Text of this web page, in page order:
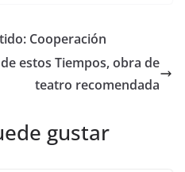
gr
a
m
y
Li
n
Cooperación
de estos Tiempos, obra de
teatro recomendada
gustar